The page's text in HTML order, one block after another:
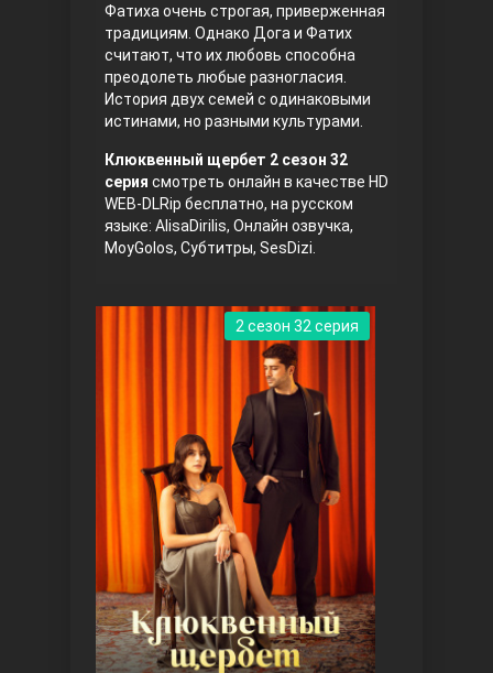
Воскресший Эртугрул
Ветреный холм
Фатиха очень строгая, приверженная
традициям. Однако Дога и Фатих
считают, что их любовь способна
преодолеть любые разногласия.
История двух семей с одинаковыми
истинами, но разными культурами.
Клюквенный щербет 2 сезон 32
серия смотреть онлайн в качестве HD
WEB-DLRip бесплатно, на русском
языке: AlisaDirilis, Онлайн озвучка,
MoyGolos, Субтитры, SesDizi.
2 сезон 32 серия